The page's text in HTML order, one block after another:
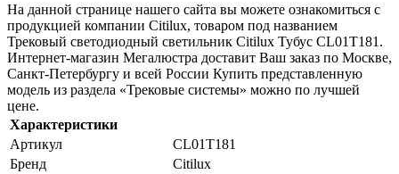
На данной странице нашего сайта вы можете ознакомиться с
продукцией компании Citilux, товаром под названием
Трековый светодиодный светильник Citilux Тубус CL01T181.
Интернет-магазин Мегалюстра доставит Ваш заказ по Москве,
Санкт-Петербургу и всей России Купить представленную
модель из раздела «Трековые системы» можно по лучшей
цене.
Характеристики
Артикул
CL01T181
Бренд
Citilux